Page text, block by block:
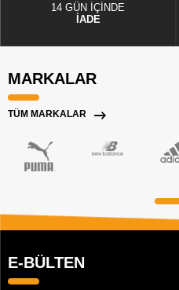
14 GÜN İÇİNDE
İADE
MARKALAR
TÜM MARKALAR
E-BÜLTEN